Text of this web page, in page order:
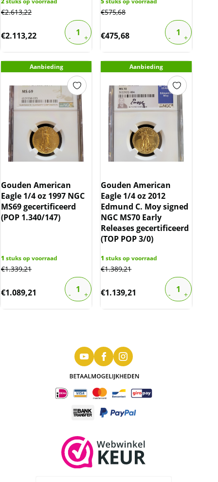
€2.613,22
€2.113,22
€575,68
€475,68
Aanbieding
Gouden American
Eagle 1/4 oz 1997 NGC
MS69 gecertificeerd
(POP 1.340/147)
1 stuks op voorraad
€1.339,21
€1.089,21
Aanbieding
Gouden American
Eagle 1/4 oz 2012
Edmund C. Moy signed
NGC MS70 Early
Releases gecertificeerd
(TOP POP 3/0)
1 stuks op voorraad
€1.389,21
€1.139,21